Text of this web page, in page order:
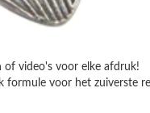
of video's voor elke afdruk!
formule voor het zuiverste